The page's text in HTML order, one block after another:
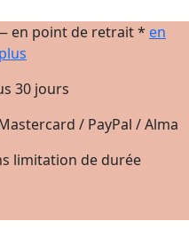
en point de retrait * en
30 jours
/ PayPal / Alma
limitation de durée